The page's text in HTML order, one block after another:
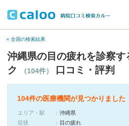
« 全国の検索結果
沖縄県の目の疲れを診察す
ク
（104件） 口コミ・評判
104件の医療機関が見つかりました
エリア・駅
沖縄県
症状
目の疲れ